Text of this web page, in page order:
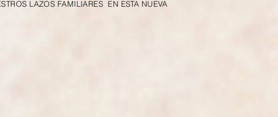
LAZOS FAMILIARES EN ESTA NUEVA